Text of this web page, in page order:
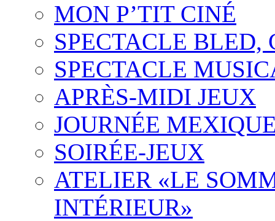
MON P’TIT CINÉ
SPECTACLE BLED,
SPECTACLE
APRÈS-MIDI JEUX
JOURNÉE
SOIRÉE-JEUX
ATELIER «LE
INTÉRIEUR»